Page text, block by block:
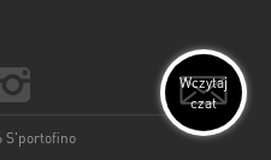
S'portofino
Wczytaj
czat